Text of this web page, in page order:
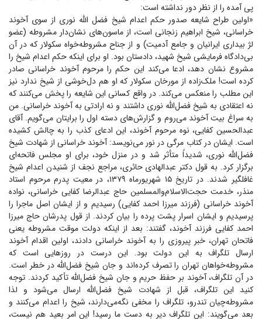
پی آمده را از نظر دور نداشته است:
«اولین طراح شایعه صدور حکم اعدام شیخ فضل الله نوری از سوی آخوند
خراسانی، شیخ ابراهیم زنجانی است، از ماسون‌های نشان‌دار مشروطه (عضو
لژ بیداری ایرانیان و جامع آدمیت) و از جناح مشروطه‌خواه سکولار که در آن
بی‌دادگاه فرمایشی شیخ شهید، دادستان بود. او برای اینکه حکم اعدام شیخ را
مشروع نشان دهد، ادعا می‌کند این حکم را مرحوم آخوند خراسانی صادر
کرده است! ملک‌زاده از مورخان سکولار که او هم دل‌خوشی از شیخ ندارد نیز
این مطلب را منعکس می‌کند. در واقع کسانی این شایعه را پخش می‌کنند که
نه اعتقادی به شیخ فضل‌الله نوری داشتند و نه ارادتی به آخوند خراسانی. من
به سراغ بیت آخوند می‌روم و گزارش‌های دسته اول را برایتان می‌گویم. آقای
عبدالحسین کفایی، نوه مرحوم آخوند، این ادعای کذب را به چالش کشیده
است. ایشان در کتاب مرگی در نور می‌نویسد: آخوند خراسانی از شهادت شیخ
فضل‌الله نوری، شدیداً متأثر شد و در منزل خود، برای او مجلس فاتحه‌ای
برگزار کرد. به قول دکتر عبدالهادی حائری، مراجع نجف از شنیدن اعدام شیخ
غافلگیر شدند. در تاریخ ۱۵ شهریورماه ۱۳۷۹، در معیت پدرم مرحوم استاد
منذر، خدمت حجت‌الاسلام‌والمسلمین حاج عبدالرضا کفایی خراسانی، نواده
آخوند خراسانی (فرزند میرزا احمد کفایی) رسیدیم و از ایشان اصل ماجرا را
پرسیدیم و ایشان اسرار پشت پرده را بیان کردند. از قول پدرشان حاج میرزا
احمد کفایی فرزند آخوند، گفتند: بعد از اینکه دولت موقت مشروطه یعنی
فاتحان تهران، خبر پیروزی را به آخوند خراسانی دادند، اولین اقدام آخوند
ارسال تلگراف به این دولت بود. این درست در روز‌هایی است که
مشروطه‌خواهان تهران را تصرف کرده‌اند و جان شیخ فضل‌الله در خطر است.
در آن تلگراف، آخوند بر حفظ حریم و جان شیخ فضل‌الله تأکید کردند. توجه
کنید این تلگراف، قبل از شهادت شیخ فضل‌الله ارسال می‌شود و لذا
مشروطه‌چیان تندرو، تلگراف را مخفی نگه‌می‌دارند، شیخ را اعدام می‌کنند و
بعد می‌گویند: این تلگراف دیر به دست ما رسید! این امر بعید هم نیست،